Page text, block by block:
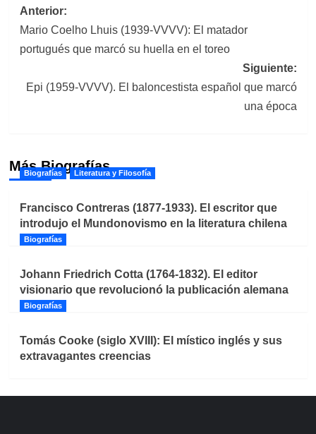
Navegación
de
entradas
Anterior:
Mario Coelho Lhuis (1939-VVVV): El matador
portugués que marcó su huella en el toreo
Siguiente:
Epi (1959-VVVV). El baloncestista español que marcó
una época
Más Biografías
Biografías Literatura y Filosofía
Francisco Contreras (1877-1933). El escritor que
introdujo el Mundonovismo en la literatura chilena
Biografías
Johann Friedrich Cotta (1764-1832). El editor
visionario que revolucionó la publicación alemana
Biografías
Tomás Cooke (siglo XVIII): El místico inglés y sus
extravagantes creencias